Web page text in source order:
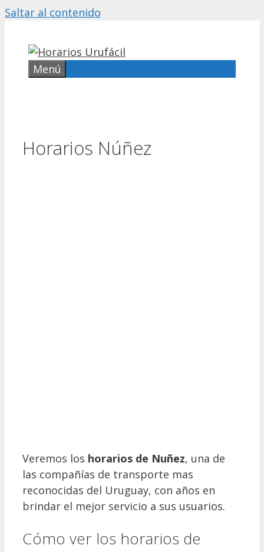
Saltar al contenido
Menú
Horarios Núñez
Veremos los horarios de Nuñez, una de
las compañías de transporte mas
reconocidas del Uruguay, con años en
brindar el mejor servicio a sus usuarios.
Cómo ver los horarios de